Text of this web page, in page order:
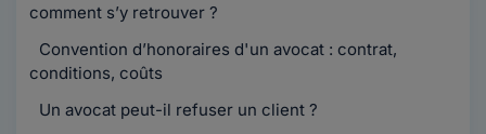
comment s’y retrouver ?
Convention d’honoraires d'un avocat : contrat,
conditions, coûts
Un avocat peut-il refuser un client ?